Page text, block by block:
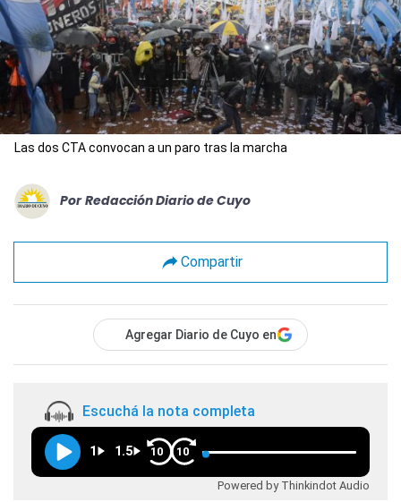
Las dos CTA convocan a un paro tras la marcha
Por Redacción Diario de Cuyo
Compartir
Agregar Diario de Cuyo en
Escuchá la nota completa
1 1.5 10 10
Powered by Thinkindot Audio